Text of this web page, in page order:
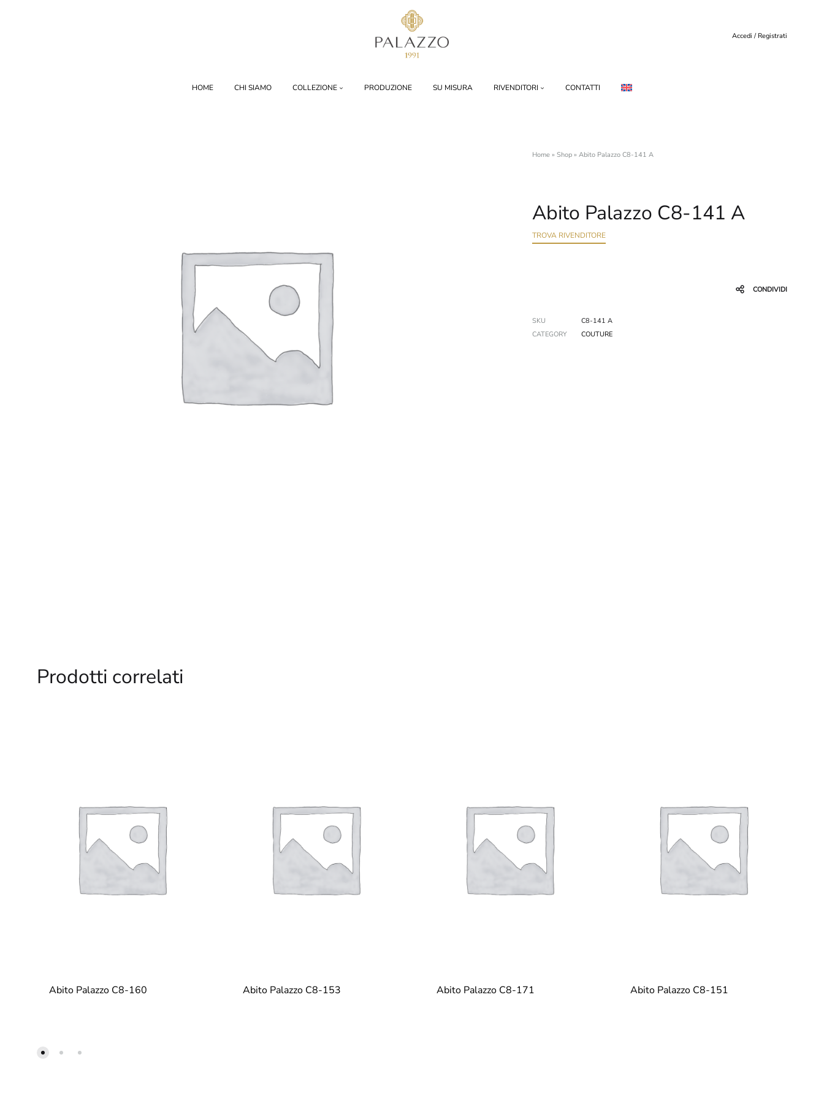
1991
Accedi / Registrati
HOME CHI SIAMO COLLEZIONE PRODUZIONE SU MISURA RIVENDITORI CONTATTI
Home» Shop» Abito Palazzo C8-141 A
Abito Palazzo C8-141 A
TROVA RIVENDITORE
CONDIVIDI
SKU
C8-141 A
CATEGORY
COUTURE
Prodotti correlati
Abito Palazzo C8-160 Abito Palazzo C8-153 Abito Palazzo C8-171 Abito Palazzo C8-151